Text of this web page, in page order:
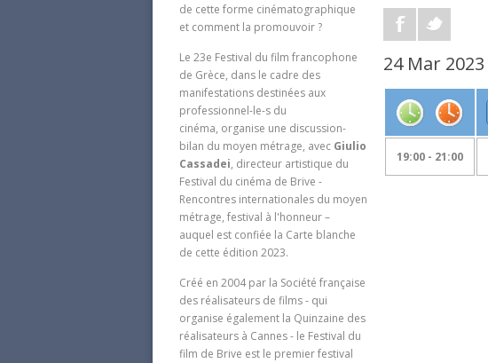
de cette forme cinématographique
et comment la promouvoir ?
Le 23e Festival du film francophone
de Grèce, dans le cadre des
manifestations destinées aux
professionnel-le-s du
cinéma, organise une discussion-
bilan du moyen métrage, avec Giulio
Cassadei, directeur artistique du
Festival du cinéma de Brive -
Rencontres internationales du moyen
métrage, festival à l'honneur –
auquel est confiée la Carte blanche
de cette édition 2023.
Créé en 2004 par la Société française
des réalisateurs de films - qui
organise également la Quinzaine des
réalisateurs à Cannes - le Festival du
film de Brive est le premier festival
24 Mar 2023
19:00 - 21:00